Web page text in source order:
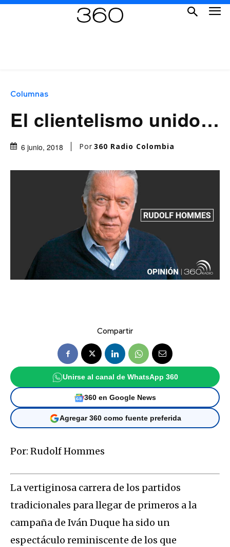
Columnas
El clientelismo unido…
6 junio, 2018 Por 360 Radio Colombia
Compartir
Unirse al canal de WhatsApp 360
360 en Google News
Agregar 360 como fuente preferida
Por: Rudolf Hommes
La vertiginosa carrera de los partidos
tradicionales para llegar de primeros a la
campaña de Iván Duque ha sido un
espectáculo reminiscente de los que